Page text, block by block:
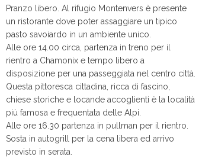
Pranzo libero. Al rifugio Montenvers è presente
un ristorante dove poter assaggiare un tipico
pasto savoiardo in un ambiente unico.
Alle ore 14.00 circa, partenza in treno per il
rientro a Chamonix e tempo libero a
disposizione per una passeggiata nel centro città.
Questa pittoresca cittadina, ricca di fascino,
chiese storiche e locande accoglienti è la località
più famosa e frequentata delle Alpi.
Alle ore 16.30 partenza in pullman per il rientro.
Sosta in autogrill per la cena libera ed arrivo
previsto in serata.